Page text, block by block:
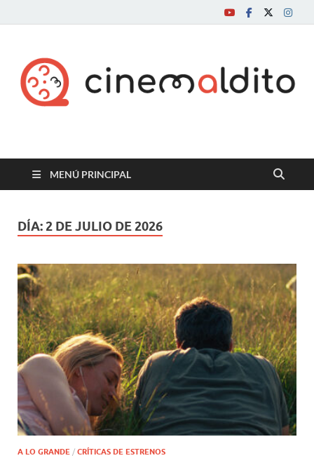
Cine maldito
MENÚ PRINCIPAL
DÍA:2 DE JULIO DE 2026
A LO GRANDE / CRÍTICAS DE ESTRENOS